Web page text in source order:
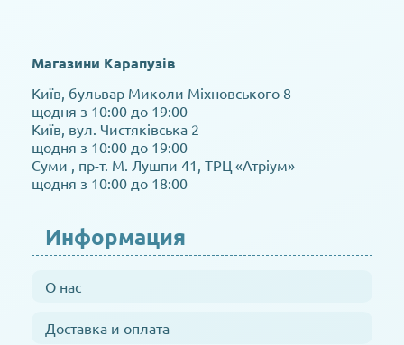
Магазини Карапузів
Київ, бульвар Миколи Міхновського 8
щодня з 10:00 до 19:00
Київ, вул. Чистяківська 2
щодня з 10:00 до 19:00
Суми , пр-т. М. Лушпи 41, ТРЦ «Атріум»
щодня з 10:00 до 18:00
Информация
О нас
Доставка и оплата